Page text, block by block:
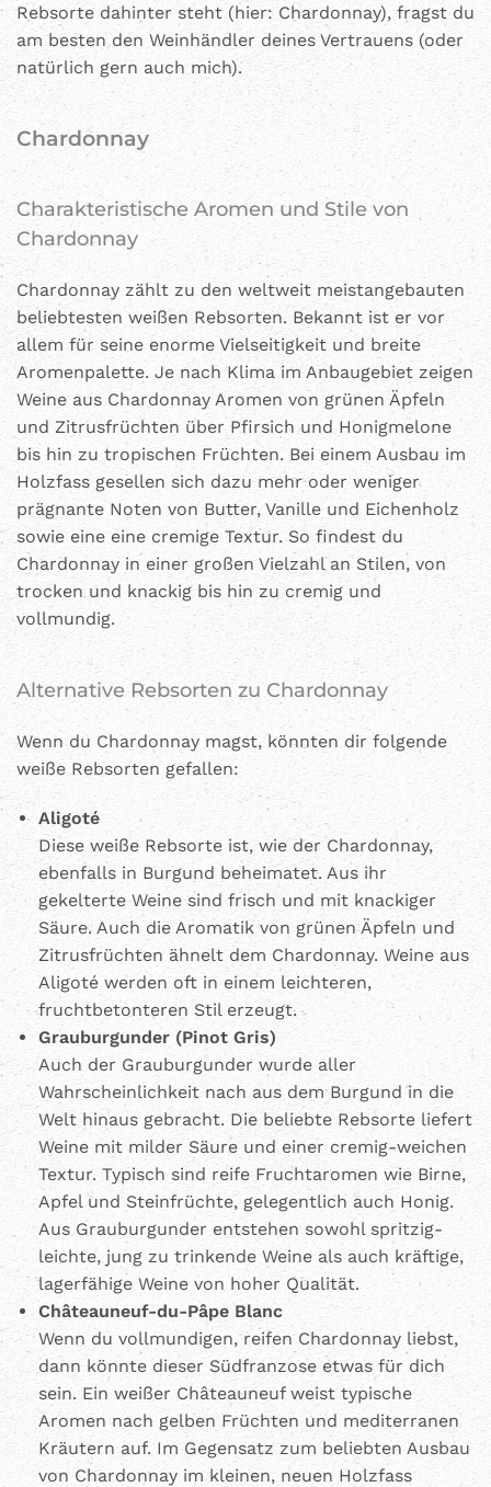
Rebsorte dahinter steht (hier: Chardonnay), fragst du
am besten den Weinhändler deines Vertrauens (oder
natürlich gern auchmich).
Chardonnay
Charakteristische Aromen und Stile von
Chardonnay
Chardonnay zählt zu den weltweit meistangebauten
beliebtesten weißen Rebsorten. Bekannt ist er vor
allem für seine enorme Vielseitigkeit und breite
Aromenpalette. Je nach Klima im Anbaugebiet zeigen
Weine aus Chardonnay Aromen von grünen Äpfeln
und Zitrusfrüchten über Pfirsich und Honigmelone
bis hin zu tropischen Früchten. Bei einem Ausbau im
Holzfass gesellen sich dazu mehr oder weniger
prägnante Noten von Butter, Vanille und Eichenholz
sowie eine eine cremige Textur. So findest du
Chardonnay in einer großen Vielzahl an Stilen, von
trocken und knackig bis hin zu cremig und
vollmundig.
Alternative Rebsorten zu Chardonnay
Wenn du Chardonnay magst, könnten dir folgende
weiße Rebsorten gefallen:
Aligoté
Diese weiße Rebsorte ist, wie der Chardonnay,
ebenfalls in Burgund beheimatet. Aus ihr
gekelterte Weine sind frisch und mit knackiger
Säure. Auch die Aromatik von grünen Äpfeln und
Zitrusfrüchten ähnelt dem Chardonnay. Weine aus
Aligoté werden oft in einem leichteren,
fruchtbetonteren Stil erzeugt.
Grauburgunder (Pinot Gris)
Auch der Grauburgunder wurde aller
Wahrscheinlichkeit nach aus dem Burgund in die
Welt hinaus gebracht. Die beliebte Rebsorte liefert
Weine mit milder Säure und einer cremig-weichen
Textur. Typisch sind reife Fruchtaromen wie Birne,
Apfel und Steinfrüchte, gelegentlich auch Honig.
Aus Grauburgunder entstehen sowohl spritzig-
leichte, jung zu trinkende Weine als auch kräftige,
lagerfähige Weine von hoher Qualität.
Châteauneuf-du-Pâpe Blanc
Wenn du vollmundigen, reifen Chardonnay liebst,
dann könnte dieser Südfranzose etwas für dich
sein. Ein weißer Châteauneuf weist typische
Aromen nach gelben Früchten und mediterranen
Kräutern auf. Im Gegensatz zum beliebten Ausbau
von Chardonnay im kleinen, neuen Holzfass